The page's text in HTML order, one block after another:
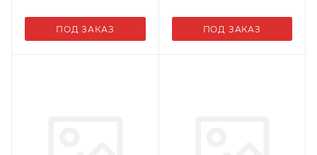
ПОД ЗАКАЗ ПОД ЗАКАЗ